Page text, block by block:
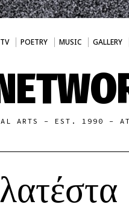
POETRY MUSIC GALLERY
ARTS - EST. 1990 -